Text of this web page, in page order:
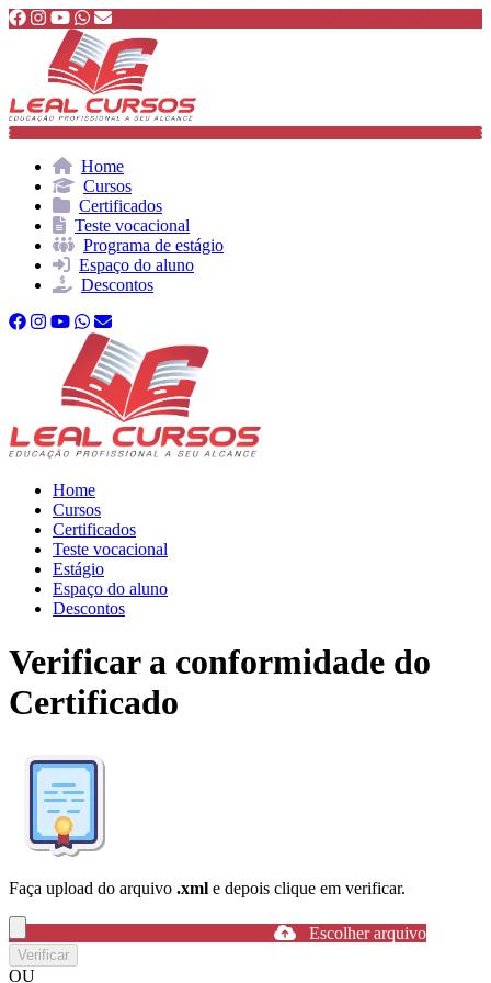
Home
Cursos
Certificados
Teste vocacional
Programa de estágio
Espaço do aluno
Descontos
Home
Cursos
Certificados
Teste vocacional
Estágio
Espaço do aluno
Descontos
Verificar a conformidade do
Certificado
Faça upload do arquivo .xml e depois clique em verificar.
Escolher arquivo
Verificar
OU